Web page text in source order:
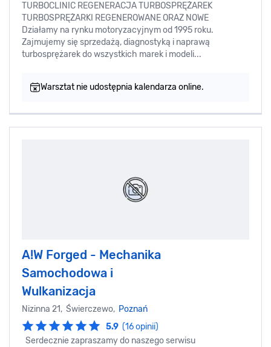
TURBOCLINIC REGENERACJA TURBOSPRĘŻAREK
TURBOSPRĘŻARKI REGENEROWANE ORAZ NOWE
Działamy na rynku motoryzacyjnym od 1995 roku.
Zajmujemy się sprzedażą, diagnostyką i naprawą
turbosprężarek do wszystkich marek i modeli...
Warsztat nie udostępnia kalendarza online.
A!W Forged - Mechanika
Samochodowa i
Wulkanizacja
Nizinna 21, Świerczewo, Poznań
5.9 (16 opinii)
Serdecznie zapraszamy do naszego serwisu